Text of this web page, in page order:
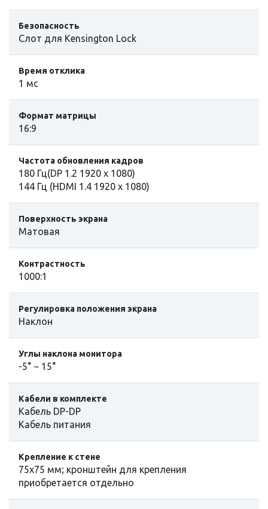
Безопасность
Слот для Kensington Lock
Время отклика
1 мс
Формат матрицы
16:9
Частота обновления кадров
180 Гц(DP 1.2 1920 x 1080)
144 Гц (HDMI 1.4 1920 x 1080)
Поверхность экрана
Матовая
Контрастность
1000:1
Регулировка положения экрана
Наклон
Углы наклона монитора
-5° ~ 15°
Кабели в комплекте
Кабель DP-DP
Кабель питания
Крепление к стене
75x75 мм; кронштейн для крепления
приобретается отдельно